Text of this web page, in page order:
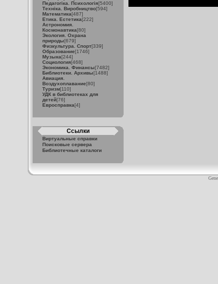
Педагогіка. Психологія[5400]
Техніка. Виробництво[594]
Математика[487]
Етика. Естетика[222]
Астрономия.
Космонавтика[80]
Экология. Охрана
природы[679]
Физкультура. Спорт[339]
Образование[1746]
Музыка[244]
Социология[468]
Экономика. Финансы[7482]
Библиотеки. Архивы[1488]
Авиация.
Воздухоплавание[80]
Туризм[110]
УДК в библиотеках для
детей[76]
Евросправка[4]
Ссылки
Виртуальные справки
Поисковые сервера
Библиотечные каталоги